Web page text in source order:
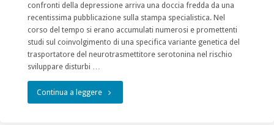
confronti della depressione arriva una doccia fredda da una
recentissima pubblicazione sulla stampa specialistica. Nel
corso del tempo si erano accumulati numerosi e promettenti
studi sul coinvolgimento di una specifica variante genetica del
trasportatore del neurotrasmettitore serotonina nel rischio
sviluppare disturbi …
Continua a leggere"Genetica